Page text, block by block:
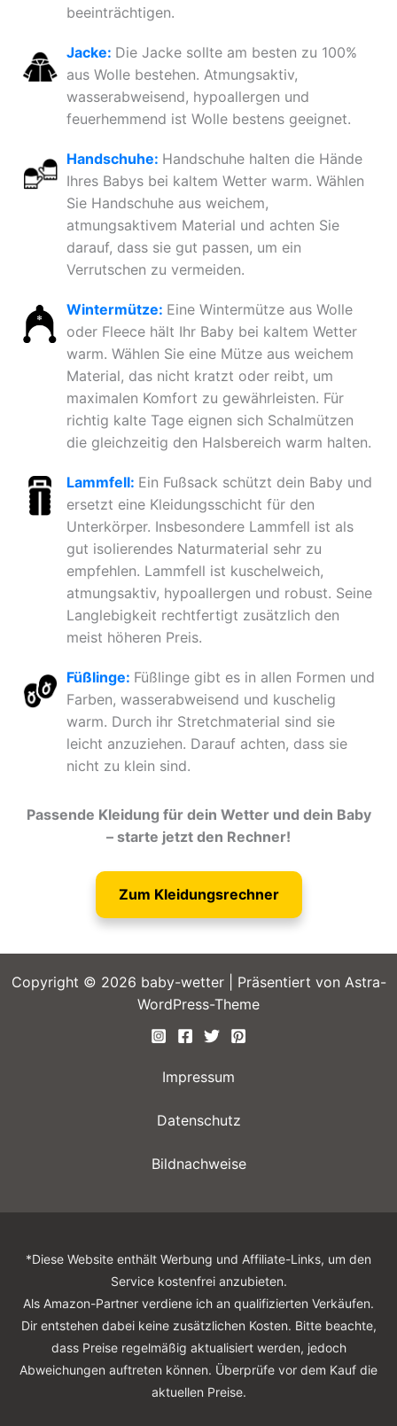
beeinträchtigen.
Jacke: Die Jacke sollte am besten zu 100%
aus Wolle bestehen. Atmungsaktiv,
wasserabweisend, hypoallergen und
feuerhemmend ist Wolle bestens geeignet.
Handschuhe: Handschuhe halten die Hände
Ihres Babys bei kaltem Wetter warm. Wählen
Sie Handschuhe aus weichem,
atmungsaktivem Material und achten Sie
darauf, dass sie gut passen, um ein
Verrutschen zu vermeiden.
Wintermütze: Eine Wintermütze aus Wolle
oder Fleece hält Ihr Baby bei kaltem Wetter
warm. Wählen Sie eine Mütze aus weichem
Material, das nicht kratzt oder reibt, um
maximalen Komfort zu gewährleisten. Für
richtig kalte Tage eignen sich Schalmützen
die gleichzeitig den Halsbereich warm halten.
Lammfell: Ein Fußsack schützt dein Baby und
ersetzt eine Kleidungsschicht für den
Unterkörper. Insbesondere Lammfell ist als
gut isolierendes Naturmaterial sehr zu
empfehlen. Lammfell ist kuschelweich,
atmungsaktiv, hypoallergen und robust. Seine
Langlebigkeit rechtfertigt zusätzlich den
meist höheren Preis.
Füßlinge: Füßlinge gibt es in allen Formen und
Farben, wasserabweisend und kuschelig
warm. Durch ihr Stretchmaterial sind sie
leicht anzuziehen. Darauf achten, dass sie
nicht zu klein sind.
Passende Kleidung für dein Wetter und dein Baby
– starte jetzt den Rechner!
Zum Kleidungsrechner
Copyright © 2026 baby-wetter | Präsentiert von Astra-
WordPress-Theme
Impressum
Datenschutz
Bildnachweise
*Diese Website enthält Werbung und Affiliate-Links, um den
Service kostenfrei anzubieten.
Als Amazon-Partner verdiene ich an qualifizierten Verkäufen.
Dir entstehen dabei keine zusätzlichen Kosten. Bitte beachte,
dass Preise regelmäßig aktualisiert werden, jedoch
Abweichungen auftreten können. Überprüfe vor dem Kauf die
aktuellen Preise.